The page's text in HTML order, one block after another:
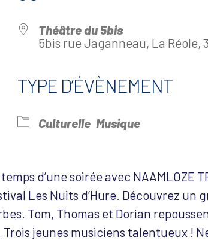
Théâtre du 5bis
5bis rue Jaganneau, La Réole,
TYPE D’ÉVÈNEMENT
Culturelle Musique
d’une soirée avec NAAMLOZE
Les Nuits d’Hure. Découvrez un
Tom, Thomas et Dorian
jeunes musiciens talentueux !